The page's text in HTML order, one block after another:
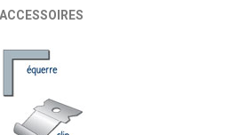
ACCESSOIRES